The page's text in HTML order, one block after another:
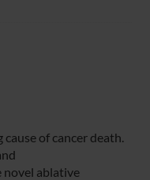
of cancer death.
novel ablative